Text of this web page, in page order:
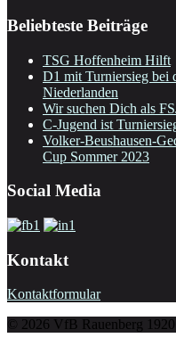
Beliebteste Beiträge
TSG Hoffenheim Hilft
D1 mit Turniersieg bei
Niederlanden
Wir suchen Dich als
C-Jugend ist
Volker-Beushausen-
Cup Sommer 2023
Social Media
Kontakt
Kontaktformular
© 2026 VfB Rauenberg 1920